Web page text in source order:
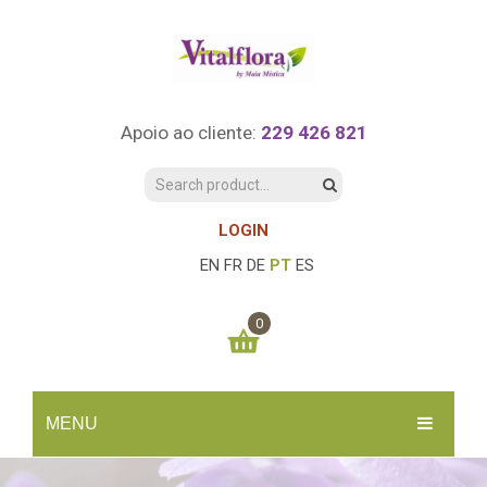
Apoio ao cliente: 229 426 821
LOGIN
EN FR DE PT ES
MENU
0
You have no items in your shopping cart
SUBTOTAL: 0.00€